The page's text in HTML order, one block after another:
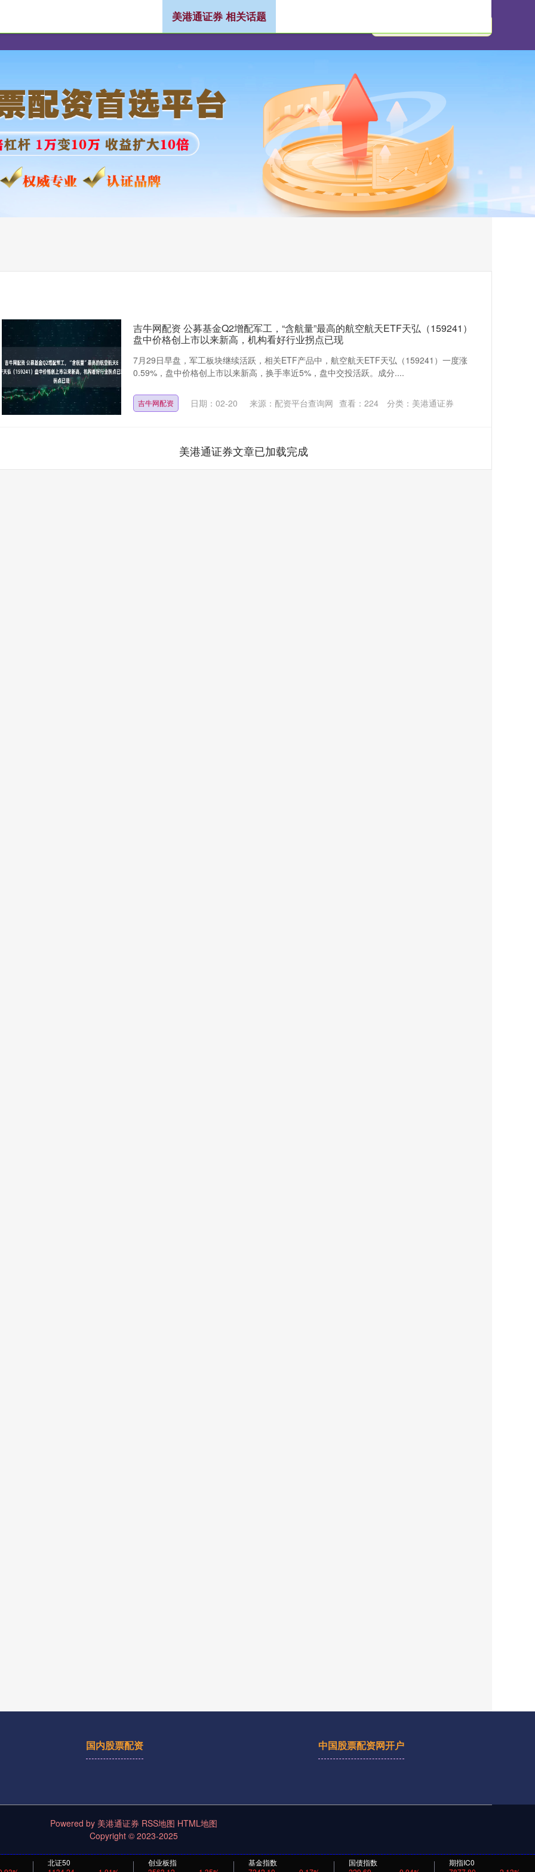
中国股票配资网开户
美港通证券 相关话题
吉牛网配资 公募基金Q2增配军工，“含航量”最高的航空航天ETF天弘（159241）
盘中价格创上市以来新高，机构看好行业拐点已现
7月29日早盘，军工板块继续活跃，相关ETF产品中，航空航天ETF天弘（159241）一度涨
0.59%，盘中价格创上市以来新高，换手率近5%，盘中交投活跃。成分....
吉牛网配资 日期：02-20 来源：配资平台查询网 查看： 224 分类： 美港通证券
美港通证券文章已加载完成
北证50
创业板指
基金指数
国债指数
期指IC0
国内股票配资 中国股票配资网开户
Powered by 美港通证券 RSS地图 HTML地图
Copyright © 2023-2025